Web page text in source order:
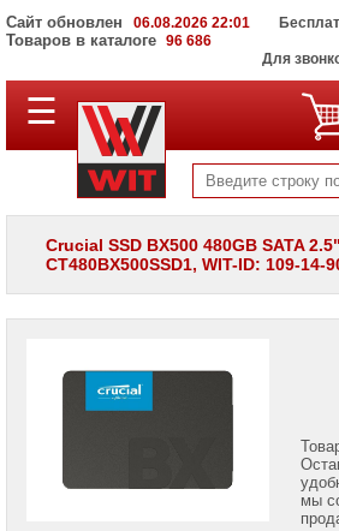
Сайт обновлен 06.08.2026 22:01
Товаров в каталоге 96 686
Для
ПОЛНЫЙ
КАТАЛОГ
Корпоративные
серверы
WIT
хранения
Мониторы
Проекторы
☰
Crucial SSD BX500 480GB SATA
CT480BX500SSD1, WIT-ID: 109-14-
мы